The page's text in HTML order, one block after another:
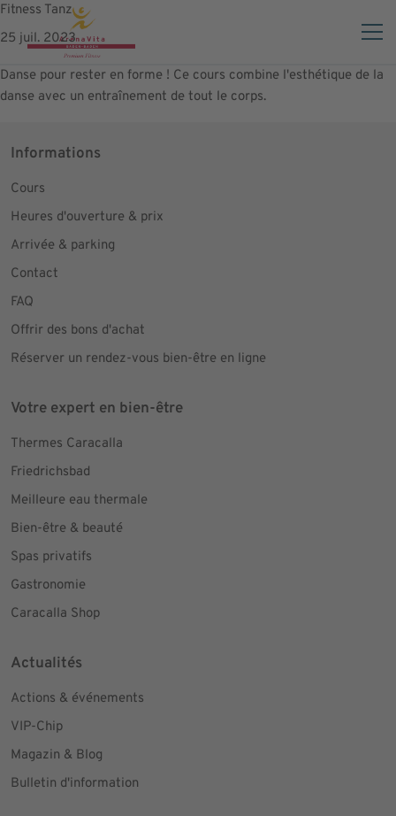
Fitness Tanz
25 juil. 2023
Danse pour rester en forme ! Ce cours combine l'esthétique de la
danse avec un entraînement de tout le corps.
Informations
Cours
Heures d'ouverture & prix
Arrivée & parking
Contact
FAQ
Offrir des bons d'achat
Réserver un rendez-vous bien-être en ligne
Votre expert en bien-être
Thermes Caracalla
Friedrichsbad
Meilleure eau thermale
Bien-être & beauté
Spas privatifs
Gastronomie
Caracalla Shop
Actualités
Actions & événements
VIP-Chip
Magazin & Blog
Bulletin d'information